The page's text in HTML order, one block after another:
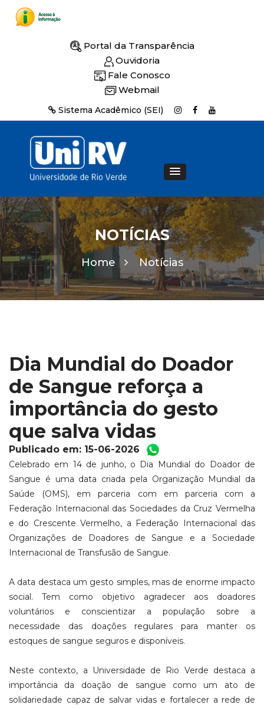
Portal da Transparência
Ouvidoria
Fale Conosco
Webmail
Sistema Acadêmico (SEI)
NOTÍCIAS
Home Notícias
Dia Mundial do Doador
de Sangue reforça a
importância do gesto
que salva vidas
Publicado em: 15-06-2026
Celebrado em 14 de junho, o Dia Mundial do Doador de
Sangue é uma data criada pela Organização Mundial da
Saúde (OMS), em parceria com em parceria com a
Federação Internacional das Sociedades da Cruz Vermelha
e do Crescente Vermelho, a Federação Internacional das
Organizações de Doadores de Sangue e a Sociedade
Internacional de Transfusão de Sangue.
A data destaca um gesto simples, mas de enorme impacto
social. Tem como objetivo agradecer aos doadores
voluntários e conscientizar a população sobre a
necessidade das doações regulares para manter os
estoques de sangue seguros e disponíveis.
Neste contexto, a Universidade de Rio Verde destaca a
importância da doação de sangue como um ato de
solidariedade capaz de salvar vidas e fortalecer a rede de